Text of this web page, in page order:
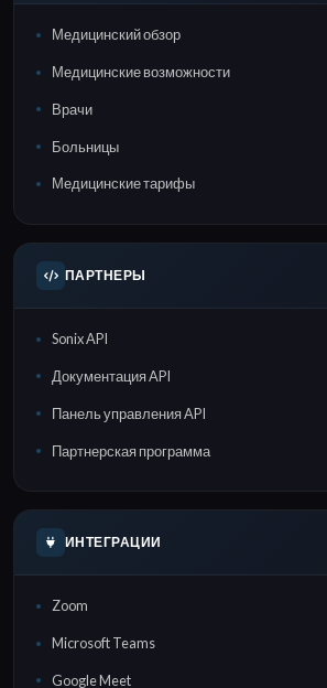
Медицинский обзор
Медицинские возможности
Врачи
Больницы
Медицинские тарифы
ПАРТНЕРЫ
Sonix API
Документация API
Панель управления API
Партнерская программа
ИНТЕГРАЦИИ
Zoom
Microsoft Teams
Google Meet